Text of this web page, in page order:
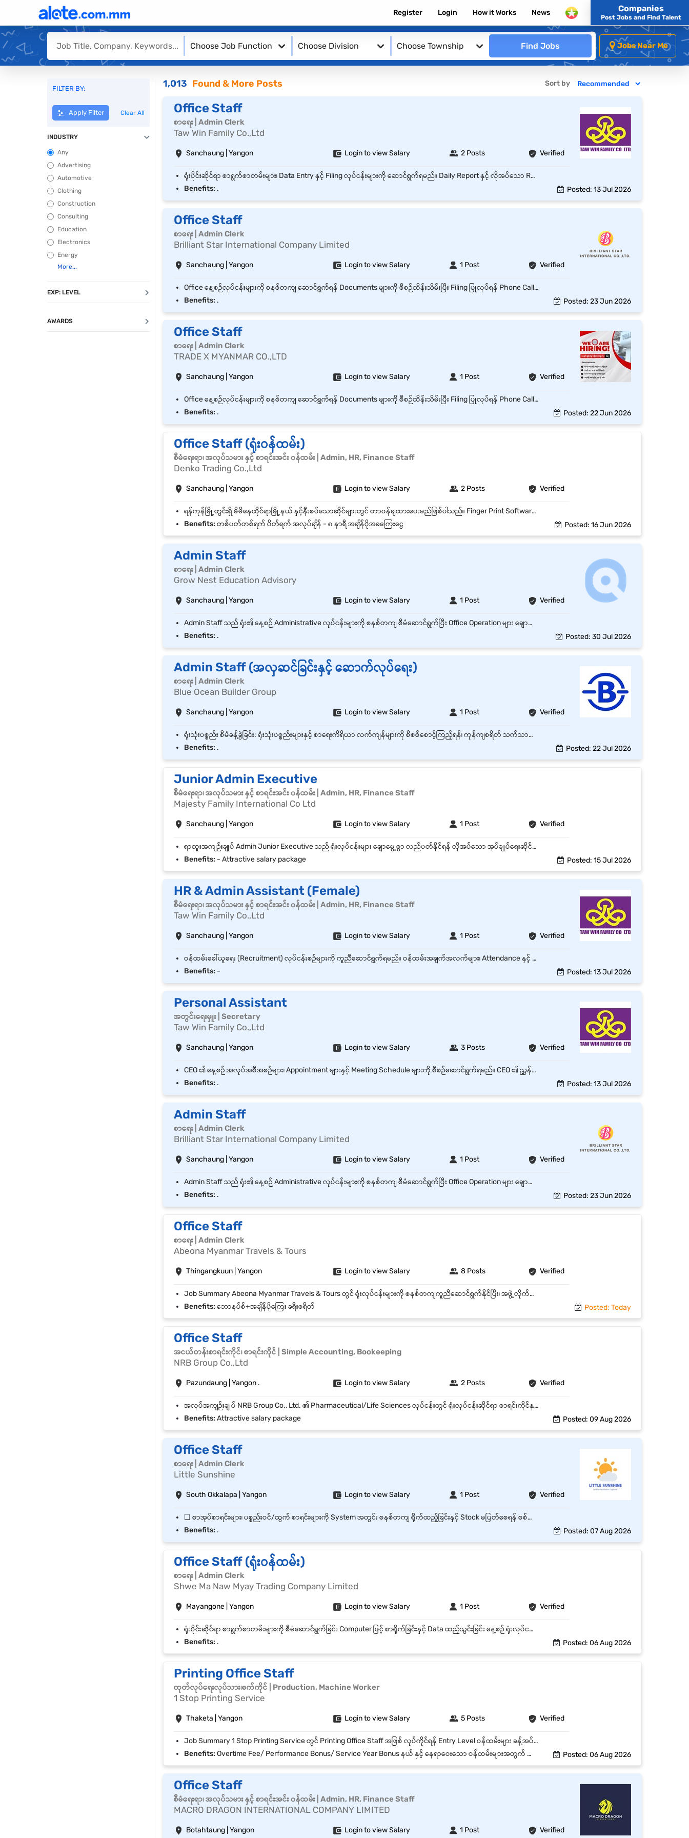
Register Login How it Works News Companies
Post Jobs and Find Talent
Choose Job Function Choose Division Choose Township Find Jobs Jobs Near Me
FILTER BY:
Apply Filter Clear All
INDUSTRY
Any
Advertising
Automotive
Clothing
Construction
Consulting
Education
Electronics
Energy
EXP: LEVEL
AWARDS
1,013 Found & More Posts Sort by
Office Staff
စာရေး | Admin Clerk
Taw Win Family Co.,Ltd
Sanchaung | Yangon Login to view Salary 2 Posts Verified
ရုံးပိုင်းဆိုင်ရာ စာရွက်စာတမ်းများ၊ Data Entry နှင့် Filing လုပ်ငန်းများကို ဆောင်ရွက်ရမည်။ Daily Report နှင့် လိုအပ်သော Report များကို ပြင်ဆင်တင်ပြရမည်။ ဌာနအသီးသီး၏ ရုံးပိုင်းဆိုင်ရာ လုပ်ငန်းများကို ကူညီဆောင်ရွက်ရမည်။ ရုံးသုံးပစ္စည်းများကို စနစ်တကျ စီမံထိန်းသိမ်းရမည်။ Management မှ ပေးအပ်သော အခြားတာဝန်များကို ထမ်းဆောင်ရမည်။
Benefits: . Posted: 13 Jul 2026
Office Staff
စာရေး | Admin Clerk
Brilliant Star International Company Limited
Sanchaung | Yangon Login to view Salary 1 Post Verified
Office နေ့စဉ်လုပ်ငန်းများကို စနစ်တကျ ဆောင်ရွက်ရန် Documents များကို စီစဉ်ထိန်းသိမ်းပြီး Filing ပြုလုပ်ရန် Phone Call, Email နှင့် Customer Inquiry များကို ဖြေကြားပေးရန် Data Entry နှင့် Report များ ပြုလုပ်တင်ပြရန် Office Supplies များကို စစ်ဆေးပြီး လိုအပ်သည်များ တင်ပြရန် သက်ဆိုင်ရာ Department များနှင့် ပူးပေါင်းဆောင်ရွက်ရန် Meeting Schedule နှင့် Appointment များ စီစဉ်ပေးရန် Management မှ ပေးအပ်သော တာဝန်များကို အချိန်မီ ဆောင်ရွက်ရန်
Benefits: . Posted: 23 Jun 2026
Office Staff
စာရေး | Admin Clerk
TRADE X MYANMAR CO.,LTD
Sanchaung | Yangon Login to view Salary 1 Post Verified
Office နေ့စဉ်လုပ်ငန်းများကို စနစ်တကျ ဆောင်ရွက်ရန် Documents များကို စီစဉ်ထိန်းသိမ်းပြီး Filing ပြုလုပ်ရန် Phone Call, Email နှင့် Customer Inquiry များကို ဖြေကြားပေးရန် Data Entry နှင့် Report များ ပြုလုပ်တင်ပြရန် Office Supplies များကို စစ်ဆေးပြီး လိုအပ်သည်များ တင်ပြရန် သက်ဆိုင်ရာ Department များနှင့် ပူးပေါင်းဆောင်ရွက်ရန် Meeting Schedule နှင့် Appointment များ စီစဉ်ပေးရန် Management မှ ပေးအပ်သော တာဝန်များကို အချိန်မီ ဆောင်ရွက်ရန်
Benefits: . Posted: 22 Jun 2026
Office Staff (ရုံးဝန်ထမ်း)
စီမံရေးရာ၊ အလုပ်သမား နှင့် စာရင်းအင်း ၀န်ထမ်း | Admin, HR, Finance Staff
Denko Trading Co.,Ltd
Sanchaung | Yangon Login to view Salary 2 Posts Verified
ရန်ကုန်မြို့တွင်းရှိ မိမိနေထိုင်ရာမြို့နယ် နှင့်နီးစပ်သောဆိုင်များတွင် တာဝန်ချထားပေးမည်ဖြစ်ပါသည်။ Finger Print Software အသုံးပြုရပါမည်။ Operation အရ လိုအပ်သည်များအား ကူညီဆောင်ရွက်ရမည်။ ရုံးချုပ်နှင့်ချိတ်ဆက်၍ လိုအပ်သည်များလုပ်ဆောင်ရမည်။ အသင်းအဖွဲ့နှင့်ပူးပေါင်းလုပ်ဆောင်နိုင်ရပါမည်။
Benefits: တစ်ပတ်တစ်ရက် ပိတ်ရက် အလုပ်ချိန် - ၈ နာရီ အချိန်ပိုအခကြေးငွေ Posted: 16 Jun 2026
Admin Staff
စာရေး | Admin Clerk
Grow Nest Education Advisory
Sanchaung | Yangon Login to view Salary 1 Post Verified
Admin Staff သည် ရုံး၏ နေ့စဉ် Administrative လုပ်ငန်းများကို စနစ်တကျ စီမံဆောင်ရွက်ပြီး Office Operation များ ချောမွေ့စေရန် ပံ့ပိုးကူညီရမည့် Position ဖြစ်သည်။ Key Responsibilities Daily Administrative Tasks များကို ဆောင်ရွက်ခြင်း Office Documents, Files နှင့် Records များကို စနစ်တကျ ထိန်းသိမ်းခြင်း Phone Call, Email နှင့် Incoming/Outgoing Letters များကို Handle လုပ်ခြင်း Office Supplies များ စစ်ဆေးပြီး လိုအပ်သည်များ ဝယ်ယူစီစဉ်ခြင်း Meeting Arrangement နှင့် Schedule Management ပြုလုပ်ခြင်း Staff Attendance, Leave Record များ Update ပြုလုပ်ခြင်း Visitors နှင့် Guests များကို Reception & Assistance ပေးခြင်း Office Cleanliness နှင့် Maintenance ပိုင်းကို စောင့်ကြည့်ထိန်းသိမ်းခြင်း Other Departments များနှင့် Coordination ပြုလုပ်ခြင်း Daily / Weekly / Monthly Report များ ပြုလုပ်တင်ပြခြင်း Management မှ ပေးအပ်သော အခြားတာဝန်များ ဆောင်ရွက်ခြင်း
Benefits: . Posted: 30 Jul 2026
Admin Staff (အလှဆင်ခြင်းနှင့် ဆောက်လုပ်ရေး)
စာရေး | Admin Clerk
Blue Ocean Builder Group
Sanchaung | Yangon Login to view Salary 1 Post Verified
ရုံးသုံးပစ္စည်း စီမံခန့်ခွဲခြင်း: ရုံးသုံးပစ္စည်းများနှင့် စာရေးကိရိယာ လက်ကျန်များကို စိစစ်စောင့်ကြည့်ရန်၊ ကုန်ကျစရိတ် သက်သာပြီး အချိန်မီ ဝယ်ယူနိုင်ရေး သေချာစေရန်။ ယာဉ်စီမံခန့်ခွဲမှု: ရုံးပိုင်မော်တော်ယာဉ်များကို ထိန်းသိမ်းခြင်း၊ စိစစ်စောင့်ကြည့်ခြင်းနှင့် ပြုပြင်ထိန်းသိမ်းခြင်းများကို ကူညီဆောင်ရွက်ရန်။ ဝယ်ယူမှု အော်ဒါ (PO) ညှိနှိုင်းခြင်း: ဝယ်ယူမှုအော်ဒါများအတွက် စိုက်ခင်း/လုပ်ငန်းခွင် (Sites) များနှင့် ကုန်ပစ္စည်း ပံ့ပိုးသူများ (Suppliers) ထံ အမြဲမပြတ် ဆက်သွယ်ညှိနှိုင်းရန်။ စက်ပစ္စည်း စာရင်းဇယား ပြုစုခြင်း: ရုံးနှင့် လုပ်ငန်းခွင်အားလုံးရှိ စက်ပစ္စည်းများနှင့် ကိရိယာများ၏ အကျဉ်းချုပ် စာရင်းကို ပြုစုရန်။ ပို့ဆောင်ရေး ညှိနှိုင်းပေးခြင်း: ဝယ်ယူထားသော ပစ္စည်းများ (PO) အချိန်မီ ရောက်ရှိ စေရေးအတွက် ယာဉ်တောင်းခံမှု၊ ယာဉ်များနှင့် ယာဉ်မောင်းများကို စီစဉ်ညှိနှိုင်းပေးရန်။ စာရွက်စာတမ်းနှင့် စာရင်းဇယား ထိန်းသိမ်းခြင်း: ဖိုင်တွဲစနစ်များကို ထိန်းသိမ်းခြင်း၊ အစီရင်ခံစာများ ပြင်ဆင်ခြင်း၊ စာရွက်စာတမ်းများ ရေးဆွဲခြင်းနှင့် ဒေတာအချက်အလက်များကို ရယူထိန်းသိမ်းခြင်း။ အထွေထွေ ဆက်သွယ်ရေး: ဖုန်းကောလ်များ လက်ခံဖြေကြားခြင်းအပါအဝင် အပြန်အလှန် ဆက်သွယ်ရေးများ လုပ်ဆောင်ရန်နှင့် လုပ်ငန်းခွင်ရှိ စတော်ကင်း စစ်ဆေးခြင်းများကို ဆောင်ရွက်ရန်။ စီမံခန့်ခွဲသူများနှင့် ညှိနှိုင်းခြင်း: အထက်လူကြီး/စီမံခန့်ခွဲသူများနှင့် အမြဲမပြတ် ပူးပေါင်းဆောင်ရွက်ရန်။
Benefits: . Posted: 22 Jul 2026
Junior Admin Executive
စီမံရေးရာ၊ အလုပ်သမား နှင့် စာရင်းအင်း ၀န်ထမ်း | Admin, HR, Finance Staff
Majesty Family International Co Ltd
Sanchaung | Yangon Login to view Salary 1 Post Verified
ရာထူးအကျဉ်းချုပ် Admin Junior Executive သည် ရုံးလုပ်ငန်းများ ချောမွေ့စွာ လည်ပတ်နိုင်ရန် လိုအပ်သော အုပ်ချုပ်ရေးဆိုင်ရာ လုပ်ငန်းများကို ကူညီဆောင်ရွက်ပေးရမည်ဖြစ်သည်။ စာရွက်စာတမ်းများ စီမံထိန်းသိမ်းခြင်း၊ ရုံးသုံးပစ္စည်းများ စီမံခန့်ခွဲခြင်း၊ အစည်းအဝေးများ စီစဉ်ပေးခြင်းနှင့် အခြားသော အုပ်ချုပ်ရေးဆိုင်ရာ လုပ်ငန်းများကို တာဝန်ယူဆောင်ရွက်ရမည်ဖြစ်သည်။ အဓိကတာဝန်များ (Job Description) ရုံးဆိုင်ရာ စာရွက်စာတမ်းများကို စနစ်တကျ သိမ်းဆည်းထိန်းသိမ်းခြင်း။ ဝင်စာ၊ ထွက်စာများနှင့် အီးမေးလ်များကို စီမံခန့်ခွဲခြင်း။ အစည်းအဝေးများ၊ ချိန်းဆိုမှုများနှင့် ရုံးတွင်း အစီအစဉ်များကို ညှိနှိုင်းဆောင်ရွက်ခြင်း။ ရုံးသုံးပစ္စည်းများ ဝယ်ယူခြင်း၊ စာရင်းထိန်းသိမ်းခြင်းနှင့် လိုအပ်ချက်များကို စောင့်ကြည့်ခြင်း။ လစဉ်၊ အပတ်စဉ် Report များ ပြင်ဆင်ပေးခြင်း။ ကားလမ်းကြောင်းများကို သေချာစွာ စီစဉ်၍ ယာဉ်အသုံးပြုမှုများကို ထိရောက်စွာ စီမံခန့်ခွဲနိုင်ရမည်။ ရုံးသုံးယာဉ်များ၏ လမ်းကြောင်းနှင့် အသုံးပြုမှုအခြေအနေများကို စောင့်ကြည့်စီမံနိုင်ရမည်။ ယာဉ်လမ်းကြောင်းများကို သေချာစွာ စစ်ဆေး၍ အချိန်မီ သွားလာနိုင်ရန် ညှိနှိုင်းဆောင်ရွက်ရမည်။ Driver များနှင့် ညှိနှိုင်း၍ ကားလမ်းကြောင်းများကို စနစ်တကျ စီမံခန့်ခွဲနိုင်ရမည်။ ရုံးသန့်ရှင်းရေး၊ ပြုပြင်ထိန်းသိမ်းရေးနှင့် Vendor များနှင့် ဆက်သွယ်ညှိနှိုင်းခြင်း။ ဝန်ထမ်းများ၏ Attendance နှင့် Admin Record များကို Update ပြုလုပ်ခြင်း။ Company Event များနှင့် Internal Activity များအတွက် ပံ့ပိုးကူညီခြင်း။ Management မှ တာဝန်ပေးအပ်သော အခြား Admin ဆိုင်ရာ လုပ်ငန်းများကို ဆောင်ရွက်ခြင်း။
Benefits: - Attractive salary package Posted: 15 Jul 2026
HR & Admin Assistant (Female)
စီမံရေးရာ၊ အလုပ်သမား နှင့် စာရင်းအင်း ၀န်ထမ်း | Admin, HR, Finance Staff
Taw Win Family Co.,Ltd
Sanchaung | Yangon Login to view Salary 1 Post Verified
ဝန်ထမ်းခေါ်ယူရေး (Recruitment) လုပ်ငန်းစဉ်များကို ကူညီဆောင်ရွက်ရမည်။ ဝန်ထမ်းအချက်အလက်များ၊ Attendance နှင့် Leave Record များကို စနစ်တကျ ထိန်းသိမ်းရမည်။ HR နှင့် Admin ဆိုင်ရာ စာရွက်စာတမ်းများကို ပြင်ဆင်ထိန်းသိမ်းရမည်။ ရုံးပိုင်းဆိုင်ရာ နေ့စဉ်လုပ်ငန်းများကို ကူညီဆောင်ရွက်ရမည်။ HR Report နှင့် Admin Report များကို ပြင်ဆင်တင်ပြရမည်။ Confidential Information များကို လုံခြုံစွာ ထိန်းသိမ်းရမည်။ Management မှ ပေးအပ်သော အခြားတာဝန်များကို ထမ်းဆောင်ရမည်။
Benefits: - Posted: 13 Jul 2026
Personal Assistant
အတွင်းရေးမှူး | Secretary
Taw Win Family Co.,Ltd
Sanchaung | Yangon Login to view Salary 3 Posts Verified
CEO ၏ နေ့စဉ် အလုပ်အစီအစဉ်များ၊ Appointment များနှင့် Meeting Schedule များကို စီစဉ်ဆောင်ရွက်ရမည်။ CEO ၏ ညွှန်ကြားချက်များကို သက်ဆိုင်ရာဌာနများသို့ ဆက်သွယ်ပေးပြီး Follow-up ပြုလုပ်ရမည်။ Meeting Agenda၊ Minutes နှင့် Report များကို ပြင်ဆင်တင်ပြရမည်။ CEO ၏ ခရီးစဉ်များနှင့် လုပ်ငန်းဆိုင်ရာ အစီအစဉ်များကို စီစဉ်ပေးရမည်။ Confidential Information များကို လုံခြုံစွာ ထိန်းသိမ်းရမည်။ Daily Report နှင့် လိုအပ်သော Report များကို အချိန်မီ တင်ပြရမည်။ လိုအပ်ပါက ခရီးသွားလာခြင်းနှင့် အချိန်ပိုဆင်းခြင်းများ ပြုလုပ်နိုင်ရမည်။ Management မှ ပေးအပ်သော အခြားတာဝန်များကို ထမ်းဆောင်ရမည်။
Benefits: . Posted: 13 Jul 2026
Admin Staff
စာရေး | Admin Clerk
Brilliant Star International Company Limited
Sanchaung | Yangon Login to view Salary 1 Post Verified
Admin Staff သည် ရုံး၏ နေ့စဉ် Administrative လုပ်ငန်းများကို စနစ်တကျ စီမံဆောင်ရွက်ပြီး Office Operation များ ချောမွေ့စေရန် ပံ့ပိုးကူညီရမည့် Position ဖြစ်သည်။ Key Responsibilities Daily Administrative Tasks များကို ဆောင်ရွက်ခြင်း Office Documents, Files နှင့် Records များကို စနစ်တကျ ထိန်းသိမ်းခြင်း Phone Call, Email နှင့် Incoming/Outgoing Letters များကို Handle လုပ်ခြင်း Office Supplies များ စစ်ဆေးပြီး လိုအပ်သည်များ ဝယ်ယူစီစဉ်ခြင်း Meeting Arrangement နှင့် Schedule Management ပြုလုပ်ခြင်း Staff Attendance, Leave Record များ Update ပြုလုပ်ခြင်း Visitors နှင့် Guests များကို Reception & Assistance ပေးခြင်း Office Cleanliness နှင့် Maintenance ပိုင်းကို စောင့်ကြည့်ထိန်းသိမ်းခြင်း Other Departments များနှင့် Coordination ပြုလုပ်ခြင်း Daily / Weekly / Monthly Report များ ပြုလုပ်တင်ပြခြင်း Management မှ ပေးအပ်သော အခြားတာဝန်များ ဆောင်ရွက်ခြင်း
Benefits: . Posted: 23 Jun 2026
Office Staff
စာရေး | Admin Clerk
Abeona Myanmar Travels & Tours
Thingangkuun | Yangon Login to view Salary 8 Posts Verified
Job Summary Abeona Myanmar Travels & Tours တွင် ရုံးလုပ်ငန်းများကို စနစ်တကျကူညီဆောင်ရွက်နိုင်ပြီး၊ အဖွဲ့လိုက်ပူးပေါင်းလုပ်ဆောင်နိုင်သော တက်ကြွသည့် ဝန်ထမ်းများကို ရှာဖွေနေပါသည်။ Key Responsibilities ● နေ့စဉ်ရုံးလုပ်ငန်းများ၊ ဖိုင်တွဲစီမံခန့်ခွဲမှုနှင့် စာရွက်စာတမ်းများကို စနစ်တကျ ဆောင်ရွက်ရန်။ ● Microsoft Word၊ Excel အသုံးပြု၍ စာရင်းပြုစုခြင်းများ လုပ်ဆောင်ရန်။ ● ဆက်သွယ်ရေးကောင်းမွန်စွာဖြင့် ခရီးသည်များနှင့် ရုံးတွင်းပိုင်းအဖွဲ့များကို ကူညီဆက်ဆံရန်။ ● လုပ်ငန်းတာဝန်များကို တာဝန်ယူမှုရှိစွာ လုပ်ဆောင်ပြီး အချိန်မီ ပြီးမြောက်အောင် ဆောင်ရွက်ရန်။ ● Teamwork ဖြင့် ပူးပေါင်းလုပ်ကိုင်ကာ ရုံးလုပ်ငန်းများကို အထောက်အကူပြုရန်။
Benefits: ဘောနပ်စ်+အချိန်ပိုကြေး ခရီးစရိတ် Posted: Today
Office Staff
အငယ်တန်းစာရင်းကိုင်၊ စာရင်းကိုင် | Simple Accounting, Bookeeping
NRB Group Co.,Ltd
Pazundaung | Yangon . Login to view Salary 2 Posts Verified
အလုပ်အကျဉ်းချုပ် NRB Group Co., Ltd. ၏ Pharmaceutical/Life Sciences လုပ်ငန်းတွင် ရုံးလုပ်ငန်းဆိုင်ရာ စာရင်းကိုင်နှင့် အတွင်းရေးတာဝန်များကို တိကျစွာ ဆောင်ရွက်ရန် Experienced ဝန်ထမ်းတစ်ဦး လိုအပ်ပါသည်။ Pazundaung, Yangon တွင် အဖွဲ့လိုက်အလုပ်လုပ်နိုင်သူများ လျှောက်ထားနိုင်ပါသည်။ အဓိကတာဝန်များ ● နေ့စဉ်ရုံးလုပ်ငန်းများနှင့် စာရွက်စာတမ်းများကို စနစ်တကျ စီမံထိန်းသိမ်းခြင်း ● ငွေစာရင်း၊ ဝင်ငွေ/ထွက်ငွေ ဆိုင်ရာ အချက်အလက်များကို တိကျမှန်ကန်စွာ မှတ်တမ်းတင်ခြင်း ● Invoice, Receipt, Payment စာရွက်စာတမ်းများကို စစ်ဆေးပြီး သက်ဆိုင်ရာဌာနများနှင့် ညှိနှိုင်းခြင်း ● Excel နှင့် Office software များကို အသုံးပြု၍ report များ ပြုစုတင်ပြခြင်း ● အထက်လူကြီးများ၏ လိုအပ်ချက်အတိုင်း အခြားရုံးလုပ်ငန်းများကို ကူညီဆောင်ရွက်ခြင်း
Benefits: Attractive salary package Posted: 09 Aug 2026
Office Staff
စာရေး | Admin Clerk
Little Sunshine
South Okkalapa | Yangon Login to view Salary 1 Post Verified
❏ စာအုပ်စာရင်းများ၊ ပစ္စည်းဝင်/ထွက် စာရင်းများကို System အတွင်း စနစ်တကျ ရိုက်ထည့်ခြင်းနှင့် Stock မပြတ်စေရန် စစ်ဆေးခြင်း။ ❏ အွန်လိုင်းမှ မှာယူသော စာအုပ်အော်ဒါများကို ပြင်ဆင်ခြင်း၊ ပို့ဆောင်ရေး (Delivery/Courier) စာရင်းများ စီစဉ်ပေးခြင်း။ ❏ ဆိုင်၏ နေ့စဉ် ဝင်ငွေ/ထွက်ငွေ စာရင်းအကျဉ်း ပြုစုခြင်းနှင့် အထွေထွေ ရုံးသုံးစာရွက်စာတမ်းများကို ထိန်းသိမ်းခြင်း။
Benefits: . Posted: 07 Aug 2026
Office Staff (ရုံးဝန်ထမ်း)
စာရေး | Admin Clerk
Shwe Ma Naw Myay Trading Company Limited
Mayangone | Yangon Login to view Salary 1 Post Verified
ရုံးပိုင်းဆိုင်ရာ စာရွက်စာတမ်းများကို စီမံဆောင်ရွက်ခြင်း Computer ဖြင့် စာရိုက်ခြင်းနှင့် Data ထည့်သွင်းခြင်း နေ့စဉ် ရုံးလုပ်ငန်းများကို ကူညီဆောင်ရွက်ခြင်း အသင်းအဖွဲ့နှင့်တက်ကြွစွာပူးပေါင်းဆောင်ရွက်နိုင်ခြင်း
Benefits: . Posted: 06 Aug 2026
Printing Office Staff
ထုတ်လုပ်ရေးလုပ်သား၊စက်ကိုင် | Production, Machine Worker
1 Stop Printing Service
Thaketa | Yangon Login to view Salary 5 Posts Verified
Job Summary 1 Stop Printing Service တွင် Printing Office Staff အဖြစ် လုပ်ကိုင်ရန် Entry Level ဝန်ထမ်းများ ခန့်အပ်မည်။ Key Responsibilities ● Pdf file မှ Pint ထုတ်ရမည်။ ● မိမိ print ထုတ်ထားသော စာအုပ်များ၏ အရေအတွက်နှင့် အရည်အသွေးကို တိကျစွာ တာဝန်ယူနိုင်ရမည်။ ● တာဝန်ယူမှုရှိပြီး သင်ယူလိုစိတ် ရှိရမည်။ ● Print မထုတ်မီ File စစ်ဆေးခြင်း Paper Size နှင့် Color Setting များကို စစ်ဆေးနိုင်ရမည်။ ● Customer လိုအပ်ချက် အတိုင်း Print ထုတ်ရမည်။ ● ကွန်ပျူတာ အခြေခံ တတ်မြောက်ပြီးသူ ဖြစ်ရမည်။
Benefits: Overtime Fee/ Performance Bonus/ Service Year Bonus နယ် နှင့် နေရာဝေးသော ဝန်ထမ်းများအတွက် နေစရာစီစဉ်ပေးခြင်း တနင်္ဂနွေနေ့တိုင်း ပိတ်သည်။ Posted: 06 Aug 2026
Office Staff
စီမံရေးရာ၊ အလုပ်သမား နှင့် စာရင်းအင်း ၀န်ထမ်း | Admin, HR, Finance Staff
MACRO DRAGON INTERNATIONAL COMPANY LIMITED
Botahtaung | Yangon Login to view Salary 1 Post Verified